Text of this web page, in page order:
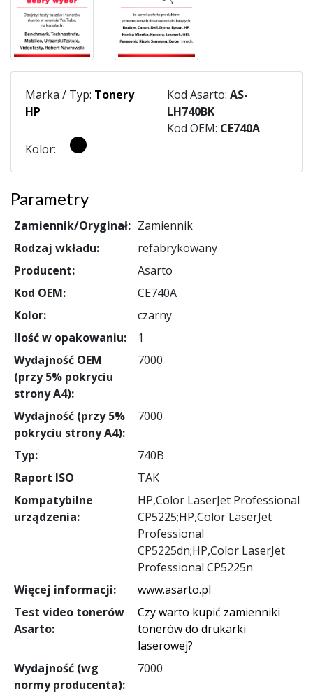
Marka / Typ: Tonery
HP
Kod Asarto: AS-
LH740BK
Kod OEM: CE740A
Kolor:
Parametry
Zamiennik/Oryginał: Zamiennik
Rodzaj wkładu:
refabrykowany
Producent:
Asarto
Kod OEM:
CE740A
Kolor:
czarny
Ilość w opakowaniu:
1
Wydajność OEM
(przy 5% pokryciu
strony A4):
7000
Wydajność (przy 5%
pokryciu strony A4):
7000
Typ:
740B
Raport ISO
TAK
Kompatybilne
urządzenia:
HP,Color LaserJet Professional
CP5225;HP,Color LaserJet
Professional
CP5225dn;HP,Color LaserJet
Professional CP5225n
Więcej informacji:
www.asarto.pl
Test video tonerów
Asarto:
Czy warto kupić zamienniki
tonerów do drukarki
laserowej?
Wydajność (wg
normy producenta):
7000